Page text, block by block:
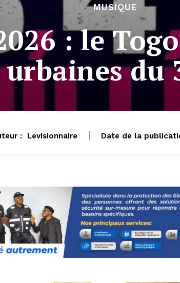
MUSIQUE
: le
du
: Levisionnaire Date de la